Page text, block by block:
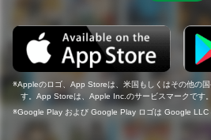
Appleのロゴ、App Storeは、米国もしくはその他の
す。App Storeは、Apple Inc.のサービスマークです。
Google Play および Google Play ロゴは Google LLC